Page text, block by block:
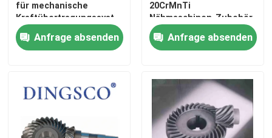
Über uns
Werksbesichtigung
Qualitätskontrolle
Kontakt mit uns
für mechanische
Anfrage absenden
20CrMnTi
Nähmaschinen-Zubehör
für die
Bekleidungsindustrie
Anfrage absenden